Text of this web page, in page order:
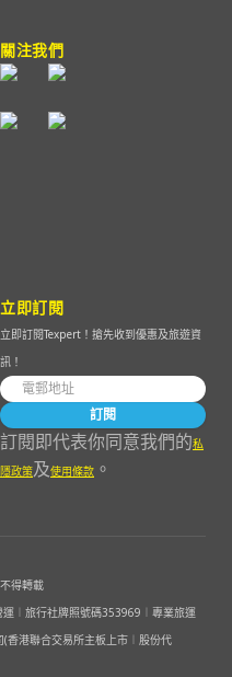
關注我們
立即訂閱
立即訂閱Texpert！搶先收到優惠及旅遊資
訊！
訂閱
訂閱即代表你同意我們的私
隱政策及使用條款 。
得轉載
︱旅行社牌照號碼353969︱專業旅運
香港聯合交易所主板上市︱股份代